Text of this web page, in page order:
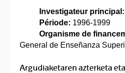
Investigateur principal:
Période: 1996-1999
Organisme de
General de Enseñanza
Argudiaketaren azterketa